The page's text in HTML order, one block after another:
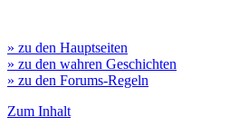
» zu den Hauptseiten
» zu den wahren Geschichten
» zu den Forums-Regeln
Zum Inhalt